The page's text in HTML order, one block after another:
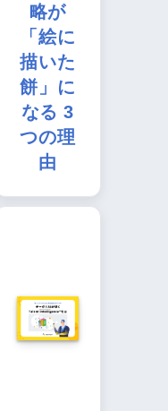
略が
「絵に
描いた
餅」に
なる 3
つの理
由